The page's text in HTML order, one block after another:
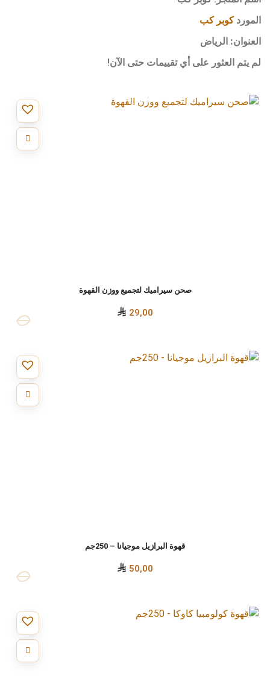
الموردكوبر كب
العنوان: الرياض
لم يتم العثور على أي تقييمات حتى الآن!
صحن سيراميك لتجميع ووزن القهوة
29,00
قهوة البرازيل موجيانا – 250جم
50,00